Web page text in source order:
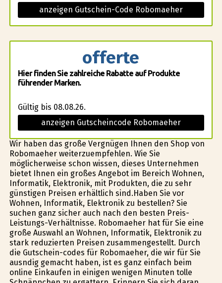
anzeigen Gutschein-Code Robomaeher
offerte
Hier finden Sie zahlreiche Rabatte auf Produkte
führender Marken.
Gültig bis 08.08.26.
anzeigen Gutscheincode Robomaeher
Wir haben das große Vergnügen Ihnen den Shop von
Robomaeher weiterzuempfehlen. Wie Sie
möglicherweise schon wissen, dieses Unternehmen
bietet Ihnen ein großes Angebot im Bereich Wohnen,
Informatik, Elektronik, mit Produkten, die zu sehr
günstigen Preisen erhältlich sind.Haben Sie vor
Wohnen, Informatik, Elektronik zu bestellen? Sie
suchen ganz sicher auch nach den besten Preis-
Leistungs-Verhältnisse. Robomaeher hat für Sie eine
große Auswahl an Wohnen, Informatik, Elektronik zu
stark reduzierten Preisen zusammengestellt. Durch
die Gutschein-codes für Robomaeher, die wir für Sie
ausfindig gemacht haben, ist es ganz einfach beim
online Einkaufen in einigen wenigen Minuten tolle